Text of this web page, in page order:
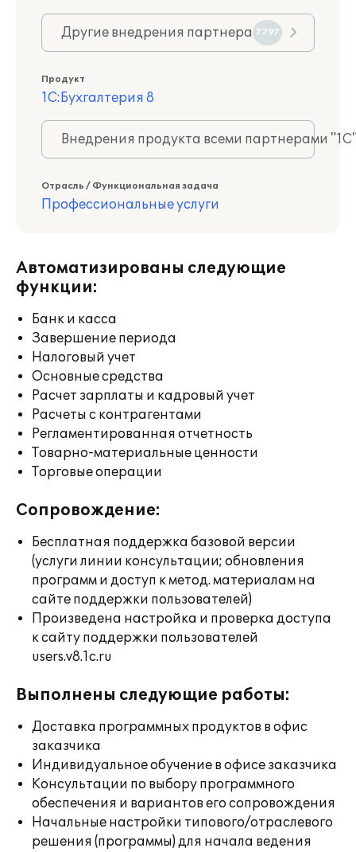
Другие внедрения партнера 7797
Продукт
1С:Бухгалтерия 8
Внедрения продукта всеми партнерами
Отрасль / Функциональная задача
Профессиональные услуги
Автоматизированы следующие
функции:
Банк и касса
Завершение периода
Налоговый учет
Основные средства
Расчет зарплаты и кадровый учет
Расчеты с контрагентами
Регламентированная отчетность
Товарно-материальные ценности
Торговые операции
Сопровождение:
Бесплатная поддержка базовой версии
(услуги линии консультации; обновления
программ и доступ к метод. материалам на
сайте поддержки пользователей)
Произведена настройка и проверка доступа
к сайту поддержки пользователей
users.v8.1c.ru
Выполнены следующие работы:
Доставка программных продуктов в офис
заказчика
Индивидуальное обучение в офисе заказчика
Консультации по выбору программного
обеспечения и вариантов его сопровождения
Начальные настройки типового/отраслевого
решения (программы) для начала ведения